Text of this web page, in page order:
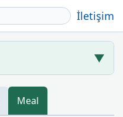
İletişim
▼
Meal